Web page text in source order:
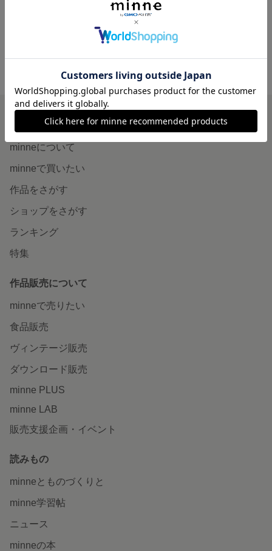
1,500円
CSブランド の作品一覧
minneを知る
minneについて
minneで買いたい
作品をさがす
ショップをさがす
ランキング
特集
作品販売について
minneで売りたい
食品販売
ヴィンテージ販売
ダウンロード販売
minne PLUS
minne LAB
販売支援企画・イベント
読みもの
minneとものづくりと
minne学習帖
ニュース
minneの本